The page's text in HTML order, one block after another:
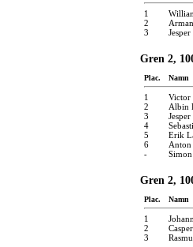
1
2
3
Gren 2,
Plac. Namn
1 Victor
2
Albin
3
4
5
Erik
6
Anton
-
Gren 2,
Plac. Namn
1
2
3